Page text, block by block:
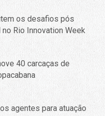
os desafios pós
Rio Innovation Week
40 carcaças de
agentes para atuação